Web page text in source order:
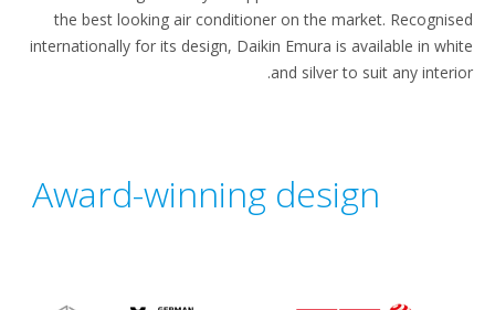
the best looking air conditioner on the market.
internationally for its design, Daikin Emura is
and silver to suit
Award-winning design